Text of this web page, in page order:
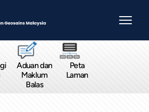
Aduan dan
Maklum
Balas
Peta
Laman